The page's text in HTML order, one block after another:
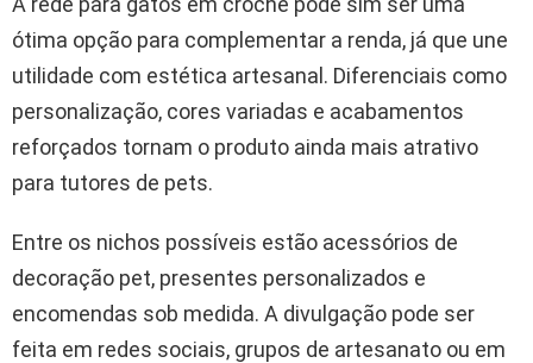
ótima opção para complementar a renda, já que une
utilidade com estética artesanal. Diferenciais como
personalização, cores variadas e acabamentos
reforçados tornam o produto ainda mais atrativo
para tutores de pets.
Entre os nichos possíveis estão acessórios de
decoração pet, presentes personalizados e
encomendas sob medida. A divulgação pode ser
feita em redes sociais, grupos de artesanato ou em